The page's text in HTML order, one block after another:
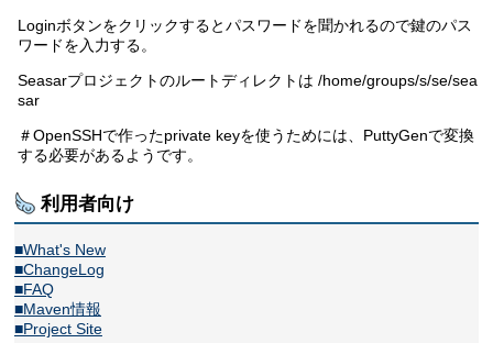
Loginボタンをクリックするとパスワードを聞かれるので鍵のパス
ワードを入力する。
Seasarプロジェクトのルートディレクトは /home/groups/s/se/sea
sar
＃OpenSSHで作ったprivate keyを使うためには、PuttyGenで変換
する必要があるようです。
利用者向け
■What's New
■ChangeLog
■FAQ
■Maven情報
■Project Site